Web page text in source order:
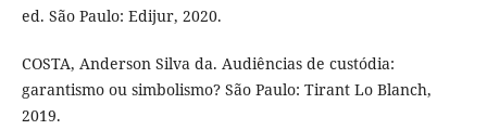
ed. São Paulo: Edijur, 2020.
COSTA, Anderson Silva da. Audiências de custódia:
garantismo ou simbolismo? São Paulo: Tirant Lo Blanch,
2019.